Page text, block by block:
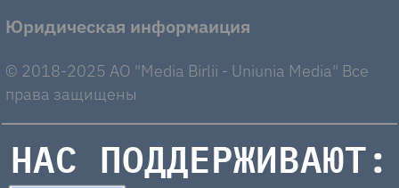
Юридическая информаиция
© 2018-2025 AO "Media Birlii - Uniunia Media" Все
права защищены
НАС ПОДДЕРЖИВАЮТ: